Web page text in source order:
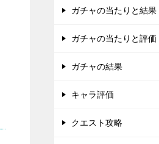
ガチャの当たりと結果
ガチャの当たりと評価
ガチャの結果
キャラ評価
クエスト攻略